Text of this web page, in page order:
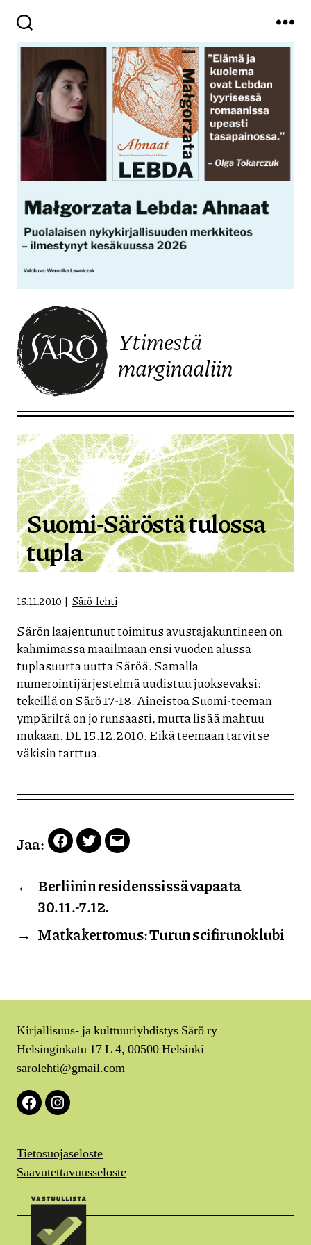
Ytimestä
marginaaliin
Suomi-Säröstä tulossa
tupla
16.11.2010 Särö-lehti
Särön laajentunut toimitus avustajakuntineen on
kahmimassa maailmaan ensi vuoden alussa
tuplasuurta uutta Säröä. Samalla
numerointijärjestelmä uudistuu juoksevaksi:
tekeillä on Särö 17-18. Aineistoa Suomi-teeman
ympäriltä on jo runsaasti, mutta lisää mahtuu
mukaan. DL 15.12.2010. Eikä teemaan tarvitse
väkisin tarttua.
Jaa: Facebook
TwitterEmail
← Berliinin residenssissä vapaata
30.11.-7.12.
→ Matkakertomus: Turun scifirunoklubi
Kirjallisuus- ja kulttuuriyhdistys Särö ry
Helsinginkatu 17 L 4, 00500 Helsinki
sarolehti@gmail.com
FacebookInstagram
Tietosuojaseloste
Saavutettavuusseloste